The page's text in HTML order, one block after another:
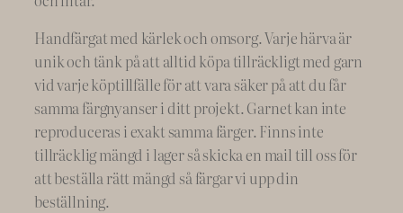
c
o
l
o
r
e
d
m
ä
Handfärgat med kärlek och omsorg. Varje härva är
unik och tänk på att alltid köpa tillräckligt med garn
vid varje köptillfälle för att vara säker på att du får
samma färgnyanser i ditt projekt. Garnet kan inte
reproduceras i exakt samma färger. Finns inte
tillräcklig mängd i lager så skicka en mail till oss för
att beställa rätt mängd så färgar vi upp din
beställning.